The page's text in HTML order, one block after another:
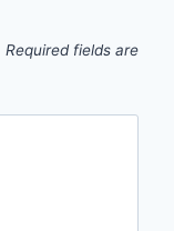
Required fields are